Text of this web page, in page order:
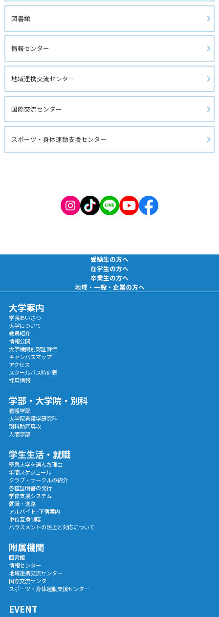
図書館
情報センター
地域連携交流センター
国際交流センター
スポーツ・身体運動支援センター
受験生の方へ
在学生の方へ
卒業生の方へ
地域・一般・企業の方へ
大学案内
学長あいさつ
大学について
教員紹介
情報公開
大学機関別認証評価
キャンパスマップ
アクセス
スクールバス時刻表
採用情報
学部・大学院・別科
看護学部
大学院看護学研究科
別科助産専攻
人間学部
学生生活・就職
聖泉大学を選んだ理由
年間スケジュール
クラブ・サークルの紹介
各種証明書の発行
学修支援システム
就職・進路
アルバイト･下宿案内
単位互換制度
ハラスメントの防止と対応について
附属機関
図書館
情報センター
地域連携交流センター
国際交流センター
スポーツ・身体運動支援センター
EVENT